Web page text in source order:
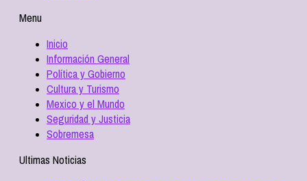
Menu
Inicio
Información General
Política y Gobierno
Cultura y Turismo
Mexico y el Mundo
Seguridad y Justicia
Sobremesa
Ultimas Noticias